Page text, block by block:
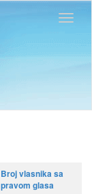
Broj vlasnika sa
pravom glasa